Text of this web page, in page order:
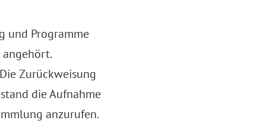
und Programme
angehört.
Zurückweisung
die Aufnahme
anzurufen.